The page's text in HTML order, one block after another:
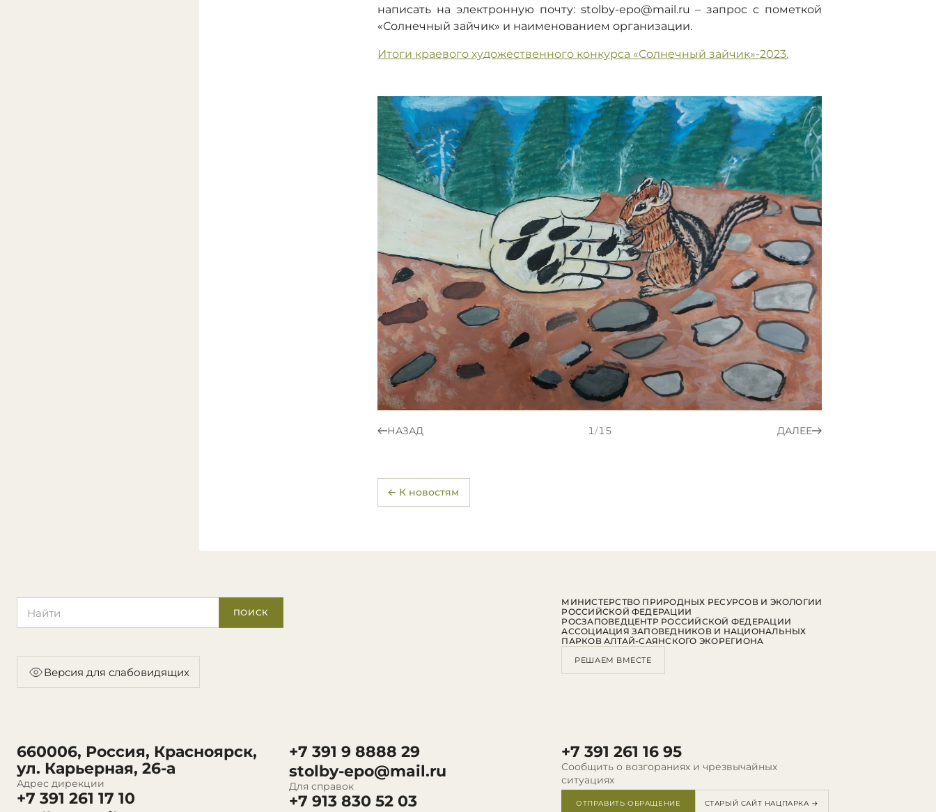
написать на электронную почту: stolby-epo@mail.ru – запрос с пометкой
«Солнечный зайчик» и наименованием организации.
Итоги краевого художественного конкурса «Солнечный зайчик»-2023.
НАЗАД 1/15 ДАЛЕЕ
← К новостям
ПОИСК
Версия для слабовидящих
660006, Россия, Красноярск,
ул. Карьерная, 26-а
Адрес дирекции
+7 391 261 17 10
+7 391 9 8888 29
stolby-epo@mail.ru
Для справок
+7 913 830 52 03
+7 391 261 16 95
Сообщить о возгораниях и чрезвычайных
ситуациях
ОТПРАВИТЬ ОБРАЩЕНИЕ СТАРЫЙ САЙТ НАЦПАРКА →
МИНИСТЕРСТВО ПРИРОДНЫХ РЕСУРСОВ И ЭКОЛОГИИ
РОССИЙСКОЙ ФЕДЕРАЦИИ
РОСЗАПОВЕДЦЕНТР РОССИЙСКОЙ ФЕДЕРАЦИИ
АССОЦИАЦИЯ ЗАПОВЕДНИКОВ И НАЦИОНАЛЬНЫХ
ПАРКОВ АЛТАЙ-САЯНСКОГО ЭКОРЕГИОНА
РЕШАЕМ ВМЕСТЕ